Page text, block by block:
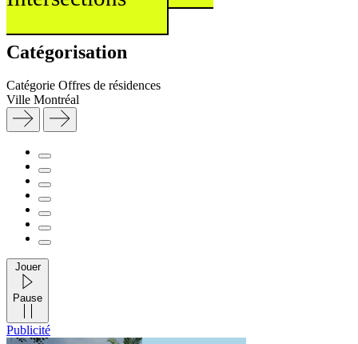
Catégorisation
Catégorie Offres de résidences
Ville Montréal
Jouer
Pause
Publicité